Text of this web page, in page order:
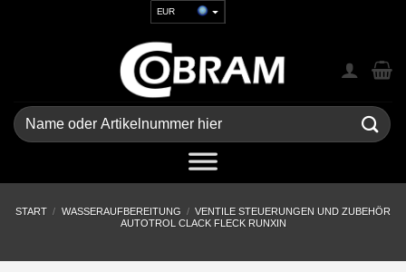
EUR
GBP
CHF
UAH
Suchen
nach:
START / WASSERAUFBEREITUNG / VENTILE STEUERUNGEN UND ZUBEHÖR
AUTOTROL CLACK FLECK RUNXIN